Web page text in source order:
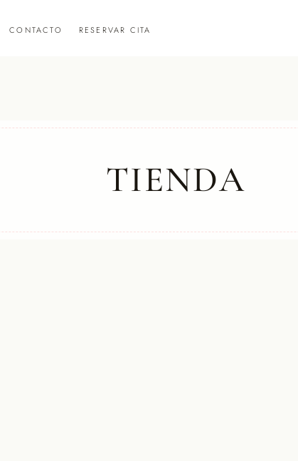
CONTACTO RESERVAR CITA
TIENDA